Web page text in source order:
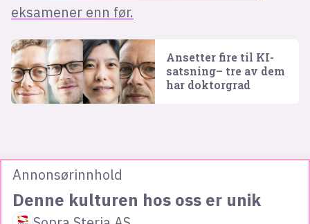
eksamener enn før.
Ansetter fire til KI-
satsning– tre av dem
har doktorgrad
Annonsørinnhold
Denne kulturen hos oss er unik